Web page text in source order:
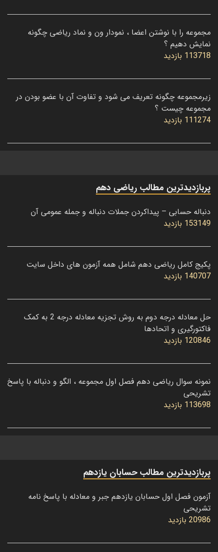
مجموعه را با نوشتن اعضا ، نمودار ون و نماد ریاضی چگونه
نمایش دهیم ؟
113718 بازدید
زیرمجموعه چگونه تعریف می شود و تفاوت آن با عضو بودن در
مجموعه چیست ؟
111274 بازدید
پربازدیدترین مطالب ریاضی دهم
دنباله حسابی – پیداکردن جملات دنباله و جمله عمومی آن
153149 بازدید
پکیج کامل ریاضی دهم شامل همه آزمون های داخل سایت
140707 بازدید
حل معادله درجه دوم به روش تجزیه معادله درجه 2 به کمک
فاکتورگیری و اتحادها
120846 بازدید
نمونه سوال ریاضی دهم فصل اول مجموعه ، الگو و دنباله با پاسخ
تشریحی
113698 بازدید
پربازدیدترین مطالب حسابان یازدهم
آزمون فصل اول حسابان یازدهم جبر و معادله با پاسخ نامه
تشریحی
20986 بازدید